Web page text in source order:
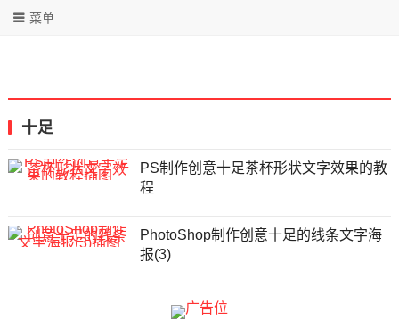
菜单
十足
PS制作创意十足茶杯形状文字效果的教
程
PhotoShop制作创意十足的线条文字海
报(3)